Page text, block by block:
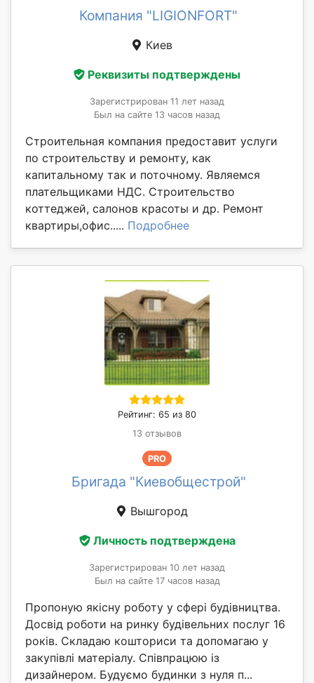
Компания "LIGIONFORT"
Киев
Реквизиты подтверждены
Зарегистрирован 11 лет назад
Был на сайте 13 часов назад
Строительная компания предоставит услуги
по строительству и ремонту, как
капитальному так и поточному. Являемся
плательщиками НДС. Строительство
коттеджей, салонов красоты и др. Ремонт
квартиры,офис..... Подробнее
Рейтинг: 65 из 80
13 отзывов
PRO
Бригада "Киевобщестрой"
Вышгород
Личность подтверждена
Зарегистрирован 10 лет назад
Был на сайте 17 часов назад
Пропоную якісну роботу у сфері будівництва.
Досвід роботи на ринку будівельних послуг 16
років. Складаю кошториси та допомагаю у
закупівлі матеріалу. Співпрацюю із
дизайнером. Будуємо будинки з нуля п...